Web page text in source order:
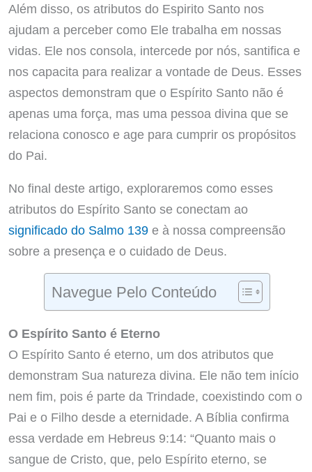
Além disso, os atributos do Espirito Santo nos
ajudam a perceber como Ele trabalha em nossas
vidas. Ele nos consola, intercede por nós, santifica e
nos capacita para realizar a vontade de Deus. Esses
aspectos demonstram que o Espírito Santo não é
apenas uma força, mas uma pessoa divina que se
relaciona conosco e age para cumprir os propósitos
do Pai.
No final deste artigo, exploraremos como esses
atributos do Espírito Santo se conectam ao
significado do Salmo 139e à nossa compreensão
sobre a presença e o cuidado de Deus.
Navegue Pelo Conteúdo
O Espírito Santo é Eterno
O Espírito Santo é eterno, um dos atributos que
demonstram Sua natureza divina. Ele não tem início
nem fim, pois é parte da Trindade, coexistindo com o
Pai e o Filho desde a eternidade. A Bíblia confirma
essa verdade em Hebreus 9:14: “Quanto mais o
sangue de Cristo, que, pelo Espírito eterno, se